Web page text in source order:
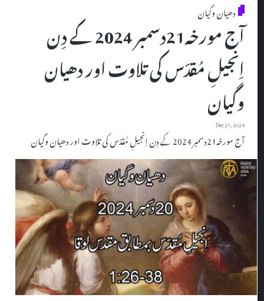
دھیان وگیان
آج مورخہ21دسمبر 2024 کے دِن
اِنجیلِ مُقدّس کی تلاوت اور دھیان
وگیان
Dec 21, 2024
آج مورخہ21دسمبر 2024 کے دِن اِنجیلِ مُقدّس کی تلاوت اور دھیان وگیان